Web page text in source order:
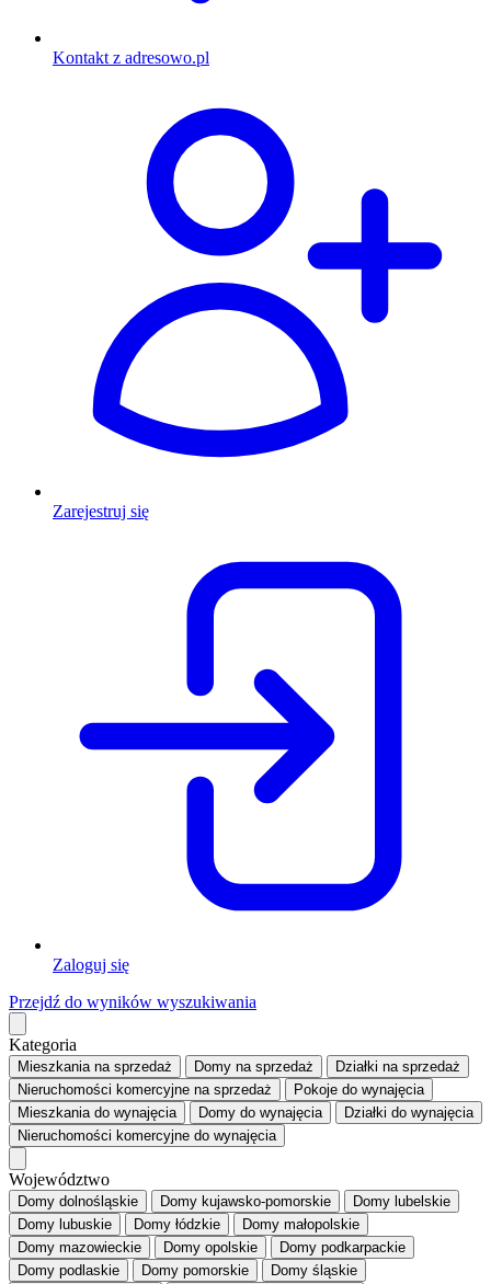
Kontakt z adresowo.pl
Zarejestruj się
Zaloguj się
Przejdź do wyników wyszukiwania
Kategoria
Mieszkaniana sprzedaż Domy na sprzedaż Działki na sprzedaż
Nieruchomości komercyjne na sprzedaż Pokoje do wynajęcia
Mieszkaniado wynajęcia Domy do wynajęcia Działki do wynajęcia
Nieruchomości komercyjne do wynajęcia
Województwo
Domy dolnośląskie Domy kujawsko-pomorskie
Domy lubelskie
Domy lubuskie
Domy łódzkie
Domy małopolskie
Domy mazowieckie
Domy opolskie
Domy podkarpackie
Domy podlaskie
Domy pomorskie
Domy śląskie